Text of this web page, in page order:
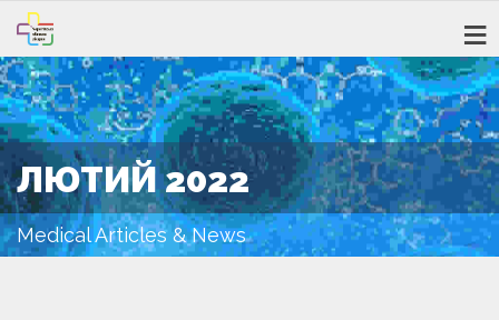
ЛЮТИЙ 2022
Medical Articles & News